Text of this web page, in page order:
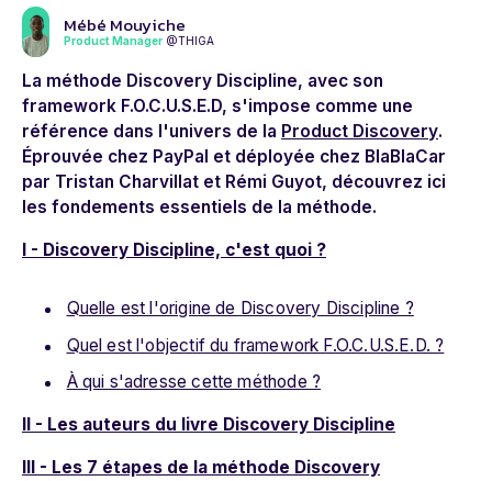
Mébé Mouyiche
Product Manager @THIGA
La méthode Discovery Discipline, avec son
framework F.O.C.U.S.E.D, s'impose comme une
référence dans l'univers de la Product Discovery.
Éprouvée chez PayPal et déployée chez BlaBlaCar
par Tristan Charvillat et Rémi Guyot, découvrez ici
les fondements essentiels de la méthode.
I - Discovery Discipline, c'est quoi ?
Quelle est l'origine de Discovery Discipline ?
Quel est l'objectif du framework F.O.C.U.S.E.D. ?
À qui s'adresse cette méthode ?
II - Les auteurs du livre Discovery Discipline
III - Les 7 étapes de la méthode Discovery